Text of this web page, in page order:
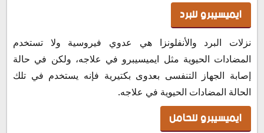
ايميسيبرو للبرد
نزلات البرد والأنفلونزا هي عدوي فيروسية ولا تستخدم
المضادات الحيوية مثل ايميسيبرو في علاجه، ولكن في حالة
إصابة الجهاز التنفسى بعدوى بكتيرية فإنه يستخدم في تلك
الحالة المضادات الحيوية في علاجه.
ايميسيبرو للحامل